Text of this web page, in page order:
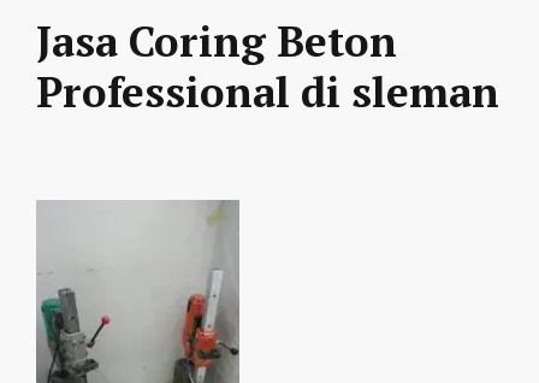
Jasa Coring Beton
Professional di sleman